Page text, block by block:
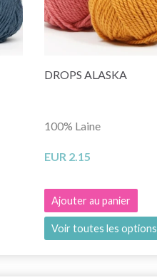
DROPS ALASKA
100% Laine
EUR 2.15
Ajouter au panier
Voir toutes les options